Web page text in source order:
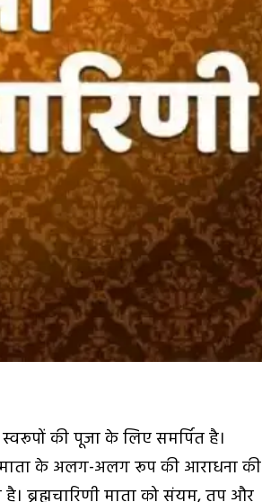
स्वरूपों की पूजा के लिए समर्पित है।
माता के अलग-अलग रूप की आराधना की
है। ब्रह्मचारिणी माता को संयम, तप और